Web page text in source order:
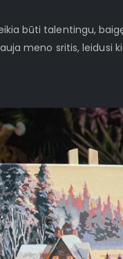
būti talentingu,
meno sritis,